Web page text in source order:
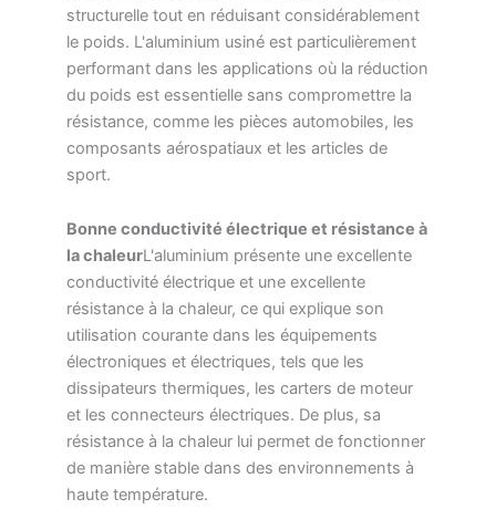
structurelle tout en réduisant considérablement
le poids. L'aluminium usiné est particulièrement
performant dans les applications où la réduction
du poids est essentielle sans compromettre la
résistance, comme les pièces automobiles, les
composants aérospatiaux et les articles de
sport.
Bonne conductivité électrique et résistance à
la chaleurL'aluminium présente une excellente
conductivité électrique et une excellente
résistance à la chaleur, ce qui explique son
utilisation courante dans les équipements
électroniques et électriques, tels que les
dissipateurs thermiques, les carters de moteur
et les connecteurs électriques. De plus, sa
résistance à la chaleur lui permet de fonctionner
de manière stable dans des environnements à
haute température.